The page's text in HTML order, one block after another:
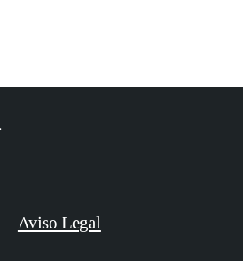
Aviso Legal